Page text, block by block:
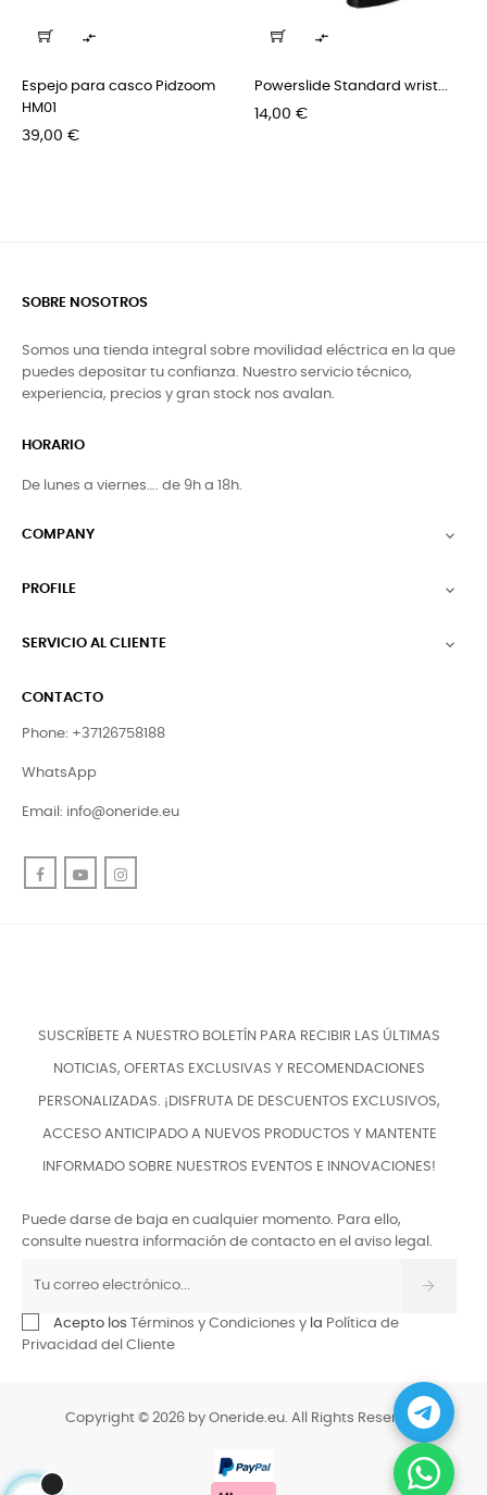

Espejo para casco Pidzoom
HM01
Precio
39,00 €

Powerslide Standard wrist...
Precio
14,00 €
SOBRE NOSOTROS
Somos una tienda integral sobre movilidad eléctrica en la que
puedes depositar tu confianza. Nuestro servicio técnico,
experiencia, precios y gran stock nos avalan.
HORARIO
De lunes a viernes…. de 9h a 18h.
COMPANY 
PROFILE 
SERVICIO AL CLIENTE 
CONTACTO
Phone: +37126758188
WhatsApp
Email: info@oneride.eu
FacebookYouTube
SUSCRÍBETE A NUESTRO BOLETÍN PARA RECIBIR LAS ÚLTIMAS
NOTICIAS, OFERTAS EXCLUSIVAS Y RECOMENDACIONES
PERSONALIZADAS. ¡DISFRUTA DE DESCUENTOS EXCLUSIVOS,
ACCESO ANTICIPADO A NUEVOS PRODUCTOS Y MANTENTE
INFORMADO SOBRE NUESTROS EVENTOS E INNOVACIONES!
Puede darse de baja en cualquier momento. Para ello,
consulte nuestra información de contacto en el aviso legal.
Acepto los Términos y Condiciones y la Política de
Privacidad del Cliente
Copyright © 2026 by Oneride.eu. All Rights Reserved